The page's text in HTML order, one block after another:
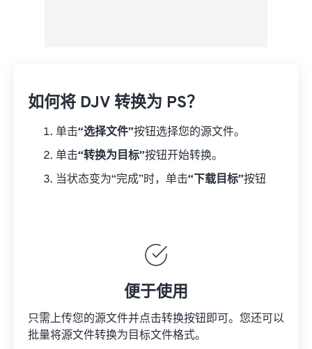
如何将 DJV 转换为 PS？
单击“选择文件”按钮选择您的源文件。
单击“转换为目标”按钮开始转换。
当状态变为“完成”时，单击“下载目标”按钮
便于使用
只需上传您的源文件并点击转换按钮即可。您还可以
批量将源文件转换为目标文件格式。